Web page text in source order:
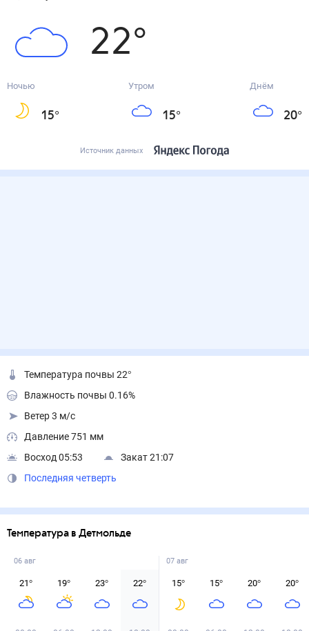
22°
Ночью
15°
Утром
15°
Днём
20°
Источник данных
Температура почвы 22°
Влажность почвы 0.16%
Ветер 3 м/с
Давление 751 мм
Восход 05:53
Закат 21:07
Последняя четверть
Температура в Детмольде
06 авг
21° 19° 23° 22°
07 авг
15° 15° 20° 20°